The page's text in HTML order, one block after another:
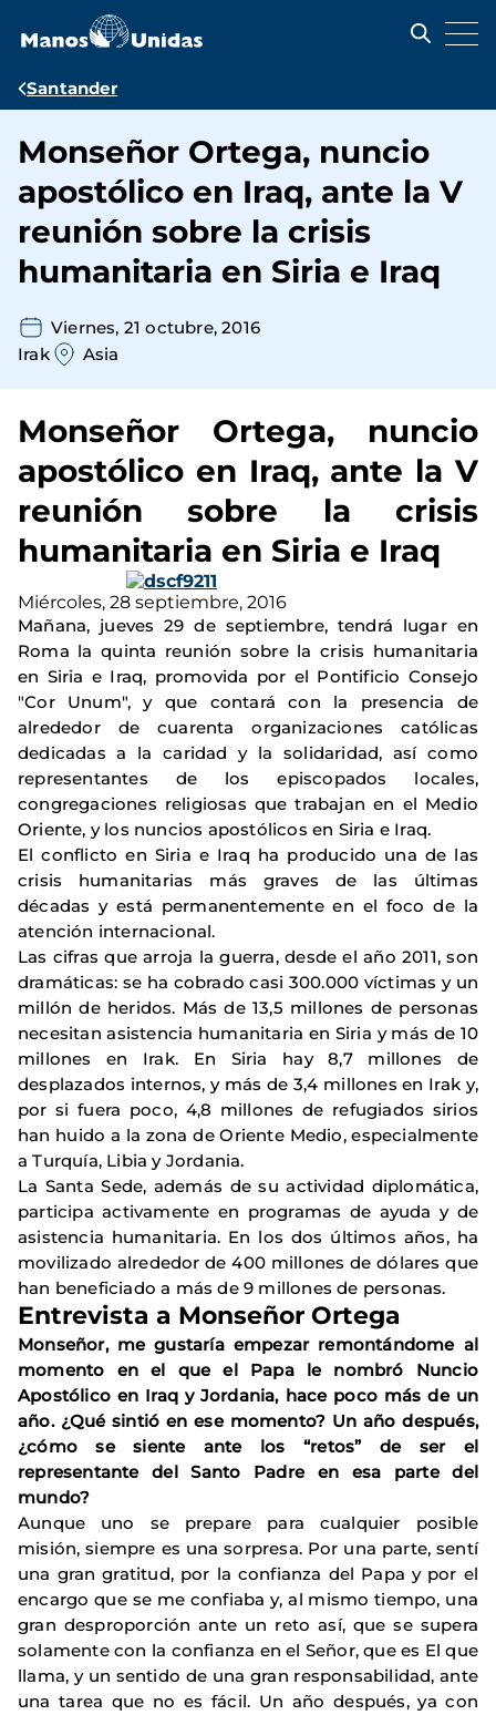
contenido
Ruta
navegación
Santander
Monseñor Ortega, nuncio
apostólico en Iraq, ante la V
reunión sobre la crisis
humanitaria en Siria e Iraq
Viernes, 21 octubre, 2016
Irak
Asia
Monseñor Ortega, nuncio
apostólico en Iraq, ante la V
reunión sobre la crisis
humanitaria en Siria e Iraq
Miércoles, 28 septiembre, 2016
Mañana, jueves 29 de septiembre, tendrá lugar en
Roma la quinta reunión sobre la crisis humanitaria
en Siria e Iraq, promovida por el Pontificio Consejo
"Cor Unum", y que contará con la presencia de
alrededor de cuarenta organizaciones católicas
dedicadas a la caridad y la solidaridad, así como
representantes de los episcopados locales,
congregaciones religiosas que trabajan en el Medio
Oriente, y los nuncios apostólicos en Siria e Iraq.
El conflicto en Siria e Iraq ha producido una de las
crisis humanitarias más graves de las últimas
décadas y está permanentemente en el foco de la
atención internacional.
Las cifras que arroja la guerra, desde el año 2011, son
dramáticas: se ha cobrado casi 300.000 víctimas y un
millón de heridos. Más de 13,5 millones de personas
necesitan asistencia humanitaria en Siria y más de 10
millones en Irak. En Siria hay 8,7 millones de
desplazados internos, y más de 3,4 millones en Irak y,
por si fuera poco, 4,8 millones de refugiados sirios
han huido a la zona de Oriente Medio, especialmente
a Turquía, Libia y Jordania.
La Santa Sede, además de su actividad diplomática,
participa activamente en programas de ayuda y de
asistencia humanitaria. En los dos últimos años, ha
movilizado alrededor de 400 millones de dólares que
han beneficiado a más de 9 millones de personas.
Entrevista a Monseñor Ortega
Monseñor, me gustaría empezar remontándome al
momento en el que el Papa le nombró Nuncio
Apostólico en Iraq y Jordania, hace poco más de un
año. ¿Qué sintió en ese momento? Un año después,
¿cómo se siente ante los “retos” de ser el
representante del Santo Padre en esa parte del
mundo?
Aunque uno se prepare para cualquier posible
misión, siempre es una sorpresa. Por una parte, sentí
una gran gratitud, por la confianza del Papa y por el
encargo que se me confiaba y, al mismo tiempo, una
gran desproporción ante un reto así, que se supera
solamente con la confianza en el Señor, que es El que
llama, y un sentido de una gran responsabilidad, ante
una tarea que no es fácil. Un año después, ya con